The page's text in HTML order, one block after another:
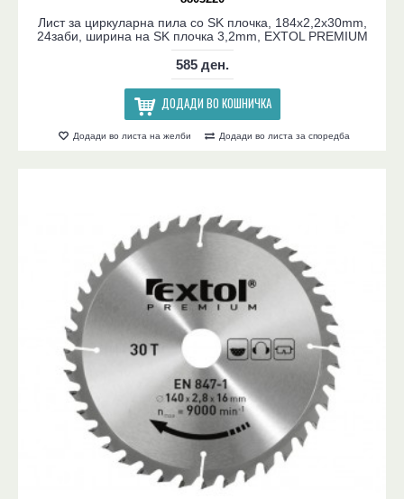
Лист за циркуларна пила со SK плочка, 184x2,2x30mm,
24заби, ширина на SK плочка 3,2mm, EXTOL PREMIUM
585 ден.
ДОДАДИ ВО КОШНИЧКА
Додади во листа на желби Додади во листа за споредба